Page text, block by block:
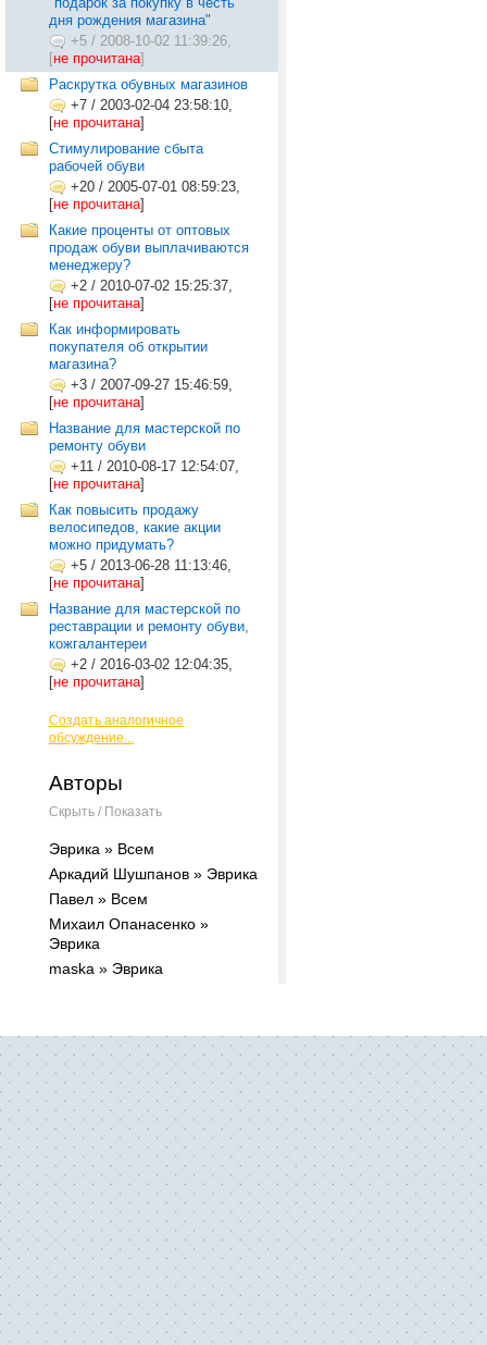
дня рождения магазина"
+5 / 2008-10-02 11:39:26,
[не прочитана]
Раскрутка обувных магазинов
+7 / 2003-02-04 23:58:10,
[не прочитана]
Стимулирование сбыта
рабочей обуви
+20 / 2005-07-01 08:59:23,
[не прочитана]
Какие проценты от оптовых
продаж обуви выплачиваются
менеджеру?
+2 / 2010-07-02 15:25:37,
[не прочитана]
Как информировать
покупателя об открытии
магазина?
+3 / 2007-09-27 15:46:59,
[не прочитана]
Название для мастерской по
ремонту обуви
+11 / 2010-08-17 12:54:07,
[не прочитана]
Как повысить продажу
велосипедов, какие акции
можно придумать?
+5 / 2013-06-28 11:13:46,
[не прочитана]
Название для мастерской по
реставрации и ремонту обуви,
кожгалантереи
+2 / 2016-03-02 12:04:35,
[не прочитана]
Создать аналогичное
обсуждение...
Авторы
Скрыть / Показать
Эврика » Всем
Аркадий Шушпанов » Эврика
Павел » Всем
Михаил Опанасенко »
Эврика
maska » Эврика